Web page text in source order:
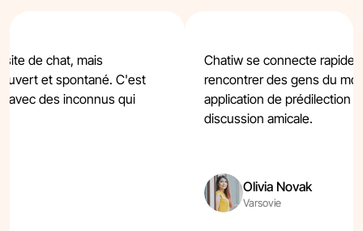
de chat, mais
et spontané. C'est
avec des inconnus qui
Chatiw se connecte
rencontrer des gens du
application de prédilection
discussion amicale.
Olivia Novak
Varsovie